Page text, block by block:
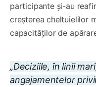
participante și-au
creșterea cheltuielilor
capacităților de
„Deciziile, în linii
angajamentelor